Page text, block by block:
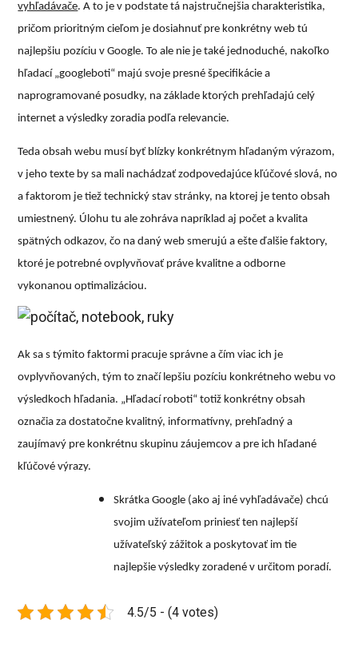
vyhľadávače. A to je v podstate tá najstručnejšia charakteristika,
pričom prioritným cieľom je dosiahnuť pre konkrétny web tú
najlepšiu pozíciu v Google. To ale nie je také jednoduché, nakoľko
hľadací „googleboti“ majú svoje presné špecifikácie a
naprogramované posudky, na základe ktorých prehľadajú celý
internet a výsledky zoradia podľa relevancie.
Teda obsah webu musí byť blízky konkrétnym hľadaným výrazom,
v jeho texte by sa mali nachádzať zodpovedajúce kľúčové slová, no
a faktorom je tiež technický stav stránky, na ktorej je tento obsah
umiestnený. Úlohu tu ale zohráva napríklad aj počet a kvalita
spätných odkazov, čo na daný web smerujú a ešte ďalšie faktory,
ktoré je potrebné ovplyvňovať práve kvalitne a odborne
vykonanou optimalizáciou.
Ak sa s týmito faktormi pracuje správne a čím viac ich je
ovplyvňovaných, tým to značí lepšiu pozíciu konkrétneho webu vo
výsledkoch hľadania. „Hľadací roboti“ totiž konkrétny obsah
označia za dostatočne kvalitný, informatívny, prehľadný a
zaujímavý pre konkrétnu skupinu záujemcov a pre ich hľadané
kľúčové výrazy.
Skrátka Google (ako aj iné vyhľadávače) chcú
svojim užívateľom priniesť ten najlepší
užívateľský zážitok a poskytovať im tie
najlepšie výsledky zoradené v určitom poradí.
4.5/5 - (4 votes)